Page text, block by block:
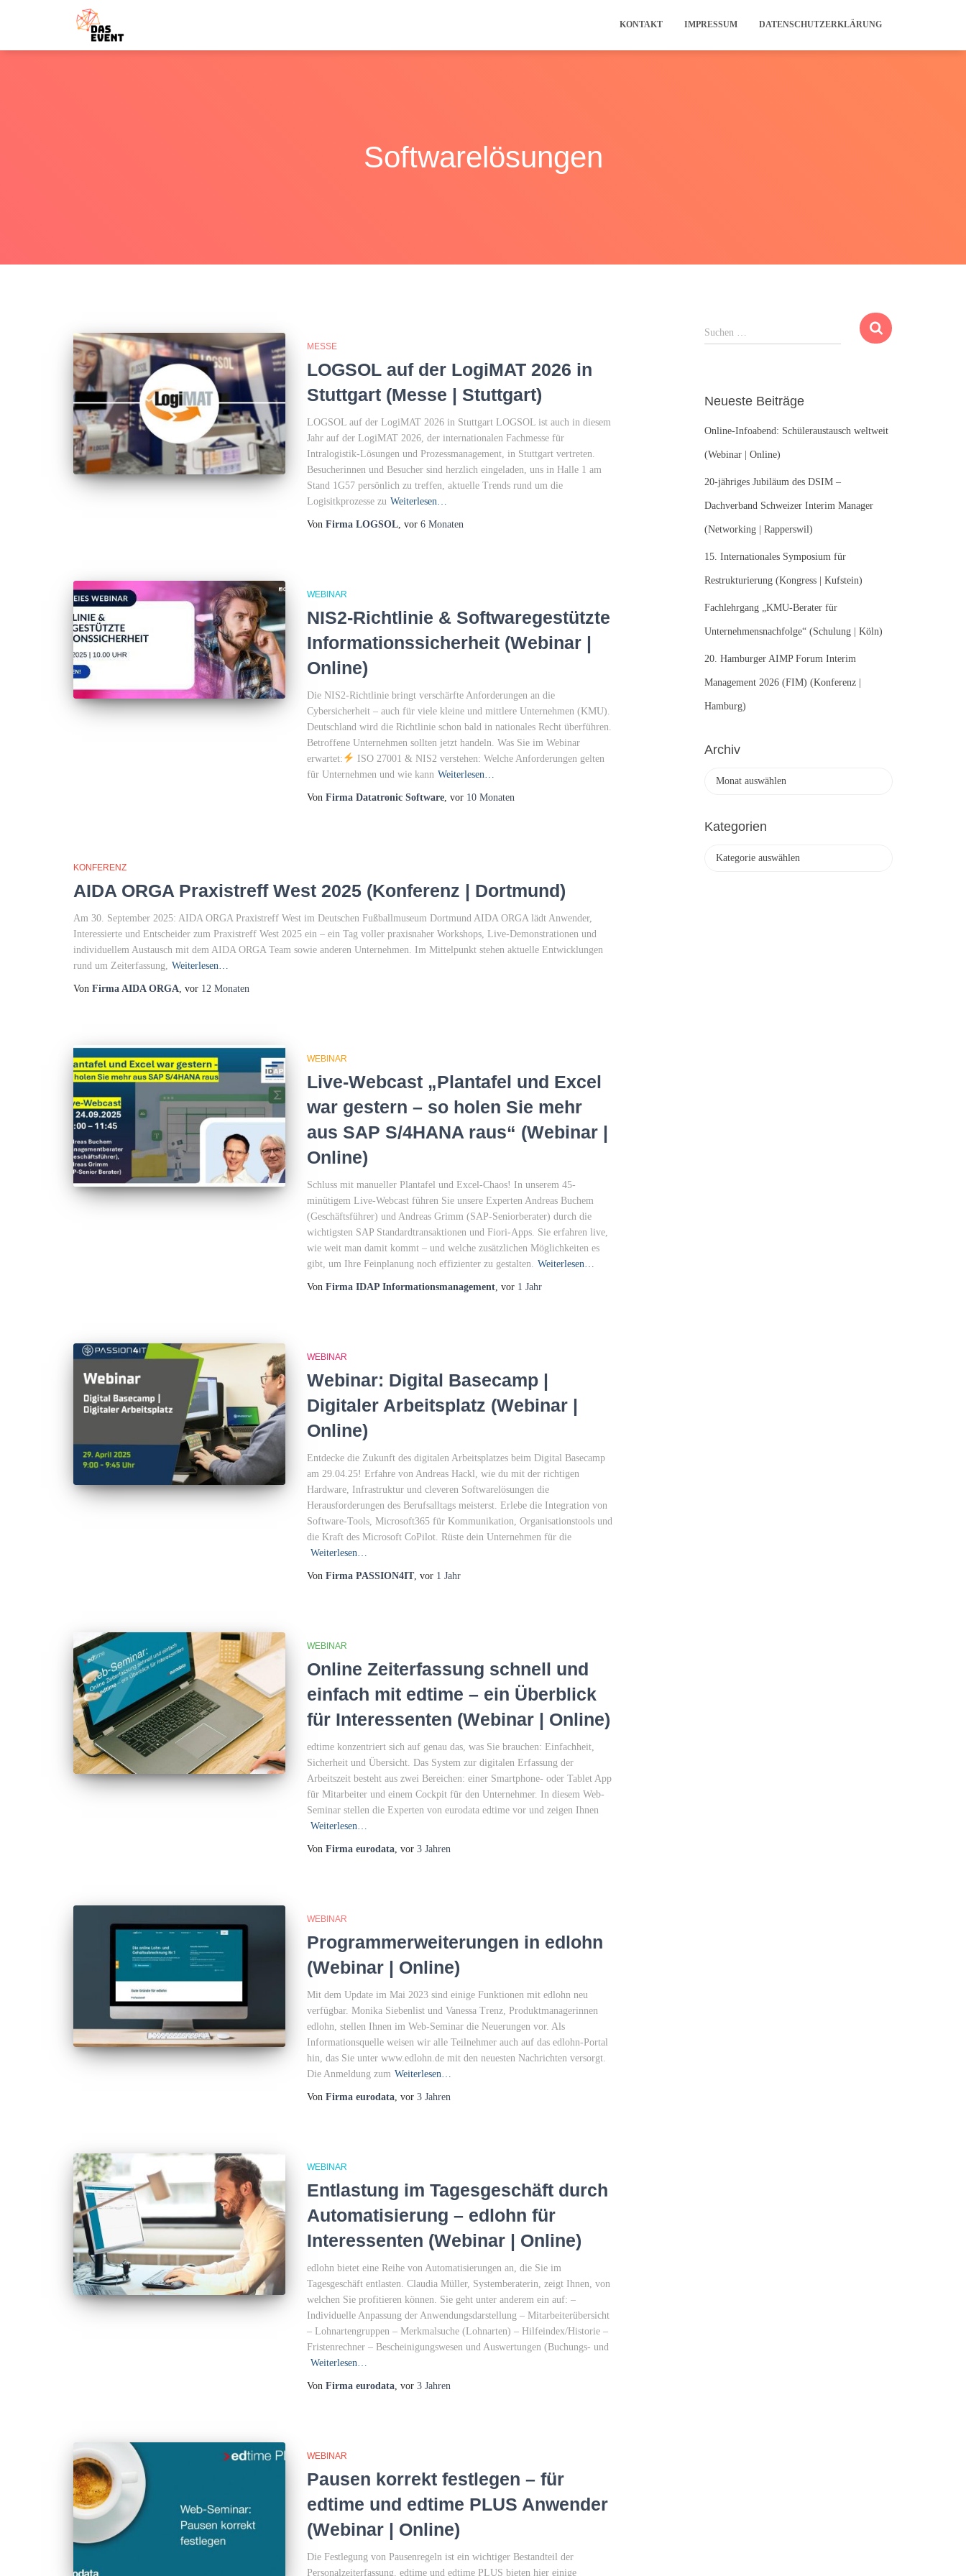
KONTAKT IMPRESSUM DATENSCHUTZERKLÄRUNG
Softwarelösungen
MESSE
LOGSOL auf der LogiMAT 2026 in
Stuttgart (Messe | Stuttgart)
LOGSOL auf der LogiMAT 2026 in Stuttgart LOGSOL ist auch in diesem
Jahr auf der LogiMAT 2026, der internationalen Fachmesse für
Intralogistik-Lösungen und Prozessmanagement, in Stuttgart vertreten.
Besucherinnen und Besucher sind herzlich eingeladen, uns in Halle 1 am
Stand 1G57 persönlich zu treffen, aktuelle Trends rund um die
Logisitkprozesse zu Weiterlesen…
Von Firma LOGSOL , vor 6 Monaten
WEBINAR
NIS2-Richtlinie & Softwaregestützte
Informationssicherheit (Webinar |
Online)
Die NIS2-Richtlinie bringt verschärfte Anforderungen an die
Cybersicherheit – auch für viele kleine und mittlere Unternehmen (KMU).
Deutschland wird die Richtlinie schon bald in nationales Recht überführen.
Betroffene Unternehmen sollten jetzt handeln. Was Sie im Webinar
erwartet:
ISO 27001 & NIS2 verstehen: Welche Anforderungen gelten
für Unternehmen und wie kann Weiterlesen…
Von Firma Datatronic Software , vor 10 Monaten
KONFERENZ
AIDA ORGA Praxistreff West 2025 (Konferenz | Dortmund)
Am 30. September 2025: AIDA ORGA Praxistreff West im Deutschen Fußballmuseum Dortmund AIDA ORGA lädt Anwender,
Interessierte und Entscheider zum Praxistreff West 2025 ein – ein Tag voller praxisnaher Workshops, Live-Demonstrationen und
individuellem Austausch mit dem AIDA ORGA Team sowie anderen Unternehmen. Im Mittelpunkt stehen aktuelle Entwicklungen
rund um Zeiterfassung,
Weiterlesen…
Von Firma AIDA ORGA , vor 12 Monaten
WEBINAR
Live-Webcast „Plantafel und Excel
war gestern – so holen Sie mehr
aus SAP S/4HANA raus“ (Webinar |
Online)
Schluss mit manueller Plantafel und Excel-Chaos! In unserem 45-
minütigem Live-Webcast führen Sie unsere Experten Andreas Buchem
(Geschäftsführer) und Andreas Grimm (SAP-Seniorberater) durch die
wichtigsten SAP Standardtransaktionen und Fiori-Apps. Sie erfahren live,
wie weit man damit kommt – und welche zusätzlichen Möglichkeiten es
gibt, um Ihre Feinplanung noch effizienter zu gestalten.
Weiterlesen…
Von Firma IDAP Informationsmanagement , vor 1 Jahr
WEBINAR
Webinar: Digital Basecamp |
Digitaler Arbeitsplatz (Webinar |
Online)
Entdecke die Zukunft des digitalen Arbeitsplatzes beim Digital Basecamp
am 29.04.25! Erfahre von Andreas Hackl, wie du mit der richtigen
Hardware, Infrastruktur und cleveren Softwarelösungen die
Herausforderungen des Berufsalltags meisterst. Erlebe die Integration von
Software-Tools, Microsoft365 für Kommunikation, Organisationstools und
die Kraft des Microsoft CoPilot. Rüste dein Unternehmen für die
Weiterlesen…
Von Firma PASSION4IT, vor 1 Jahr
WEBINAR
Online Zeiterfassung schnell und
einfach mit edtime – ein Überblick
für Interessenten (Webinar | Online)
edtime konzentriert sich auf genau das, was Sie brauchen: Einfachheit,
Sicherheit und Übersicht. Das System zur digitalen Erfassung der
Arbeitszeit besteht aus zwei Bereichen: einer Smartphone- oder Tablet App
für Mitarbeiter und einem Cockpit für den Unternehmer. In diesem Web-
Seminar stellen die Experten von eurodata edtime vor und zeigen Ihnen
Weiterlesen…
Von Firma eurodata , vor 3 Jahren
WEBINAR
Programmerweiterungen in edlohn
(Webinar | Online)
Mit dem Update im Mai 2023 sind einige Funktionen mit edlohn neu
verfügbar. Monika Siebenlist und Vanessa Trenz, Produktmanagerinnen
edlohn, stellen Ihnen im Web-Seminar die Neuerungen vor. Als
Informationsquelle weisen wir alle Teilnehmer auch auf das edlohn-Portal
hin, das Sie unter www.edlohn.de mit den neuesten Nachrichten versorgt.
Die Anmeldung zum Weiterlesen…
Von Firma eurodata , vor 3 Jahren
WEBINAR
Entlastung im Tagesgeschäft durch
Automatisierung – edlohn für
Interessenten (Webinar | Online)
edlohn bietet eine Reihe von Automatisierungen an, die Sie im
Tagesgeschäft entlasten. Claudia Müller, Systemberaterin, zeigt Ihnen, von
welchen Sie profitieren können. Sie geht unter anderem ein auf: –
Individuelle Anpassung der Anwendungsdarstellung – Mitarbeiterübersicht
– Lohnartengruppen – Merkmalsuche (Lohnarten) – Hilfeindex/Historie –
Fristenrechner – Bescheinigungswesen und Auswertungen (Buchungs- und
Weiterlesen…
Von Firma eurodata , vor 3 Jahren
WEBINAR
Pausen korrekt festlegen – für
edtime und edtime PLUS Anwender
(Webinar | Online)
Die Festlegung von Pausenregeln ist ein wichtiger Bestandteil der
Personalzeiterfassung. edtime und edtime PLUS bieten hier einige
u
n
a
c
:
Suchen …
Neueste Beiträge
Online-Infoabend: Schüleraustausch weltweit
(Webinar | Online)
20-jähriges Jubiläum des DSIM –
Dachverband Schweizer Interim Manager
(Networking | Rapperswil)
15. Internationales Symposium für
Restrukturierung (Kongress | Kufstein)
Fachlehrgang „KMU-Berater für
Unternehmensnachfolge“ (Schulung | Köln)
20. Hamburger AIMP Forum Interim
Management 2026 (FIM) (Konferenz |
Hamburg)
Archiv
h
Kategorien